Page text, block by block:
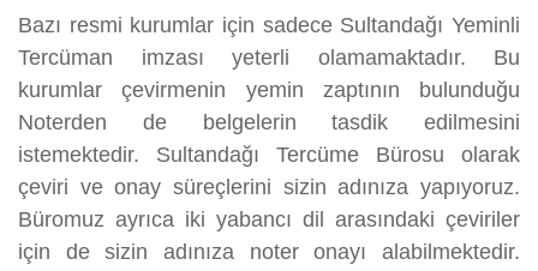
Bazı resmi kurumlar için sadece Sultandağı Yeminli
Tercüman imzası yeterli olamamaktadır. Bu
kurumlar çevirmenin yemin zaptının bulunduğu
Noterden de belgelerin tasdik edilmesini
istemektedir. Sultandağı Tercüme Bürosu olarak
çeviri ve onay süreçlerini sizin adınıza yapıyoruz.
Büromuz ayrıca iki yabancı dil arasındaki çeviriler
için de sizin adınıza noter onayı alabilmektedir.